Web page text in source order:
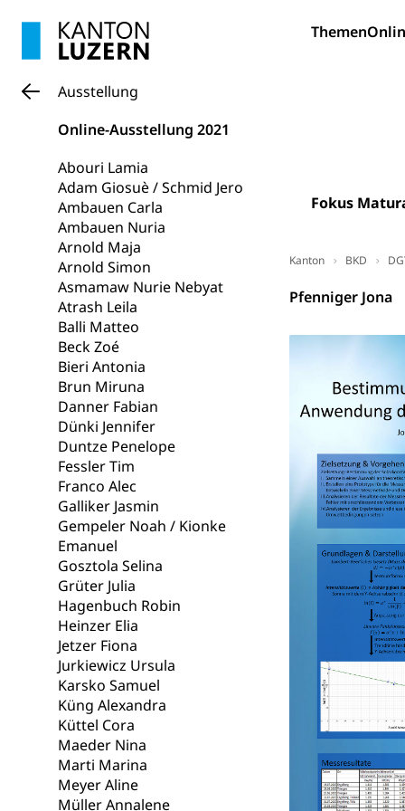
Themen
Fokus
Ausstellung
Online-Ausstellung 2021
Abouri Lamia
Adam Giosuè / Schmid Jero
Ambauen Carla
Ambauen Nuria
Arnold Maja
Arnold Simon
Asmamaw Nurie Nebyat
Atrash Leila
Balli Matteo
Beck Zoé
Bieri Antonia
Brun Miruna
Danner Fabian
Dünki Jennifer
Duntze Penelope
Fessler Tim
Franco Alec
Galliker Jasmin
Gempeler Noah / Kionke
Emanuel
Gosztola Selina
Grüter Julia
Hagenbuch Robin
Heinzer Elia
Jetzer Fiona
Jurkiewicz Ursula
Karsko Samuel
Küng Alexandra
Küttel Cora
Maeder Nina
Marti Marina
Meyer Aline
Müller Annalene
Kanton BKD
Pfenniger Jona
Fachstelle
Technische
sichere
Trinkwasser
Prävention
Soziale
Kranken-
Soziales
Sucht und
Fachstelle